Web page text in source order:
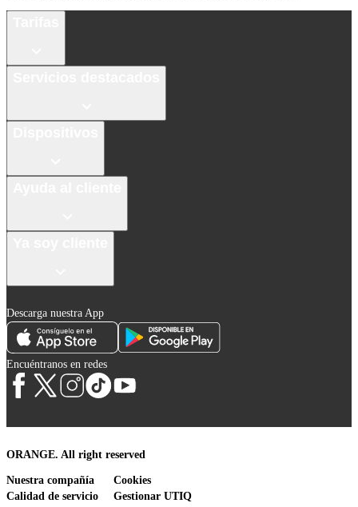
Descarga nuestra App
Encuéntranos en redes
ORANGE. All right reserved
Nuestra compañía
Calidad de servicio
Cookies
Gestionar UTIQ